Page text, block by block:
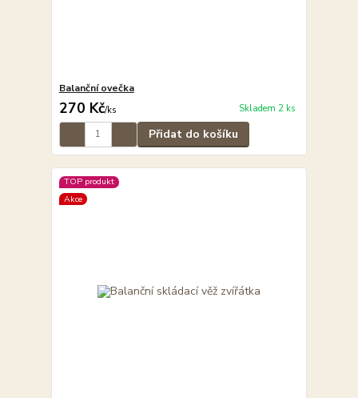
Balanční ovečka
270 Kč/ks Skladem 2 ks
Přidat do košíku
TOP produkt
Akce